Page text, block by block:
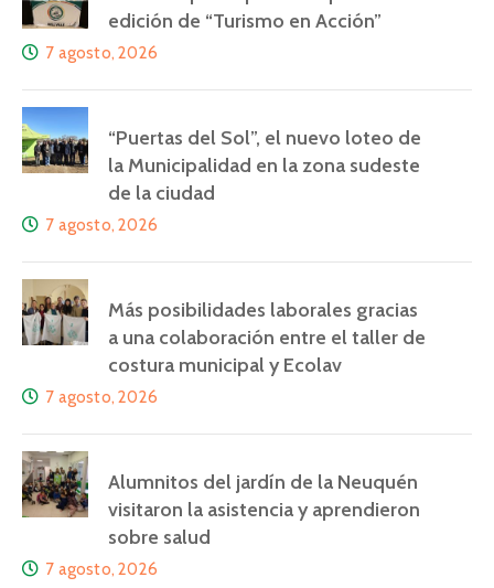
edición de “Turismo en Acción”
7 agosto, 2026
“Puertas del Sol”, el nuevo loteo de
la Municipalidad en la zona sudeste
de la ciudad
7 agosto, 2026
Más posibilidades laborales gracias
a una colaboración entre el taller de
costura municipal y Ecolav
7 agosto, 2026
Alumnitos del jardín de la Neuquén
visitaron la asistencia y aprendieron
sobre salud
7 agosto, 2026